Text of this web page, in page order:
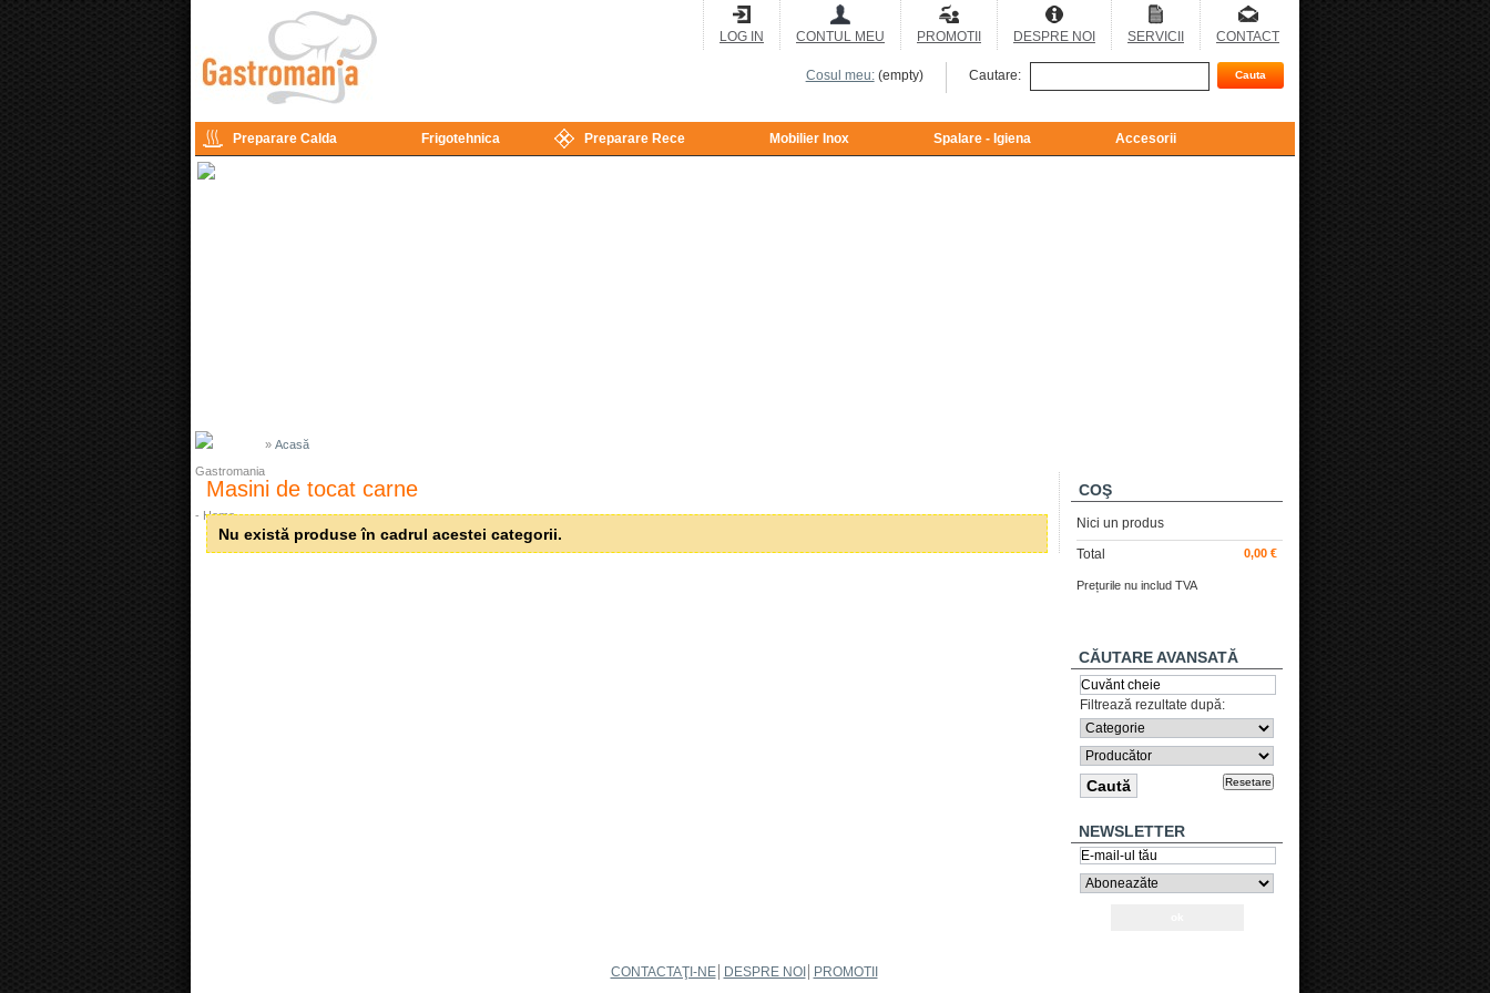
LOG IN CONTUL MEU PROMOTII DESPRE NOI SERVICII CONTACT
Cautare:
Cosul meu: (empty)
Preparare Calda Frigotehnica Preparare Rece Mobilier Inox Spalare - Igiena Accesorii
» Acasă
Masini de tocat carne
Nu există produse în cadrul acestei categorii.
COŞ
Nici un produs
Total
0,00 €
Prețurile nu includ TVA
CĂUTARE AVANSATĂ
Filtrează rezultate după:
Resetare
NEWSLETTER
CONTACTAŢI-NE DESPRE NOI
PROMOTII